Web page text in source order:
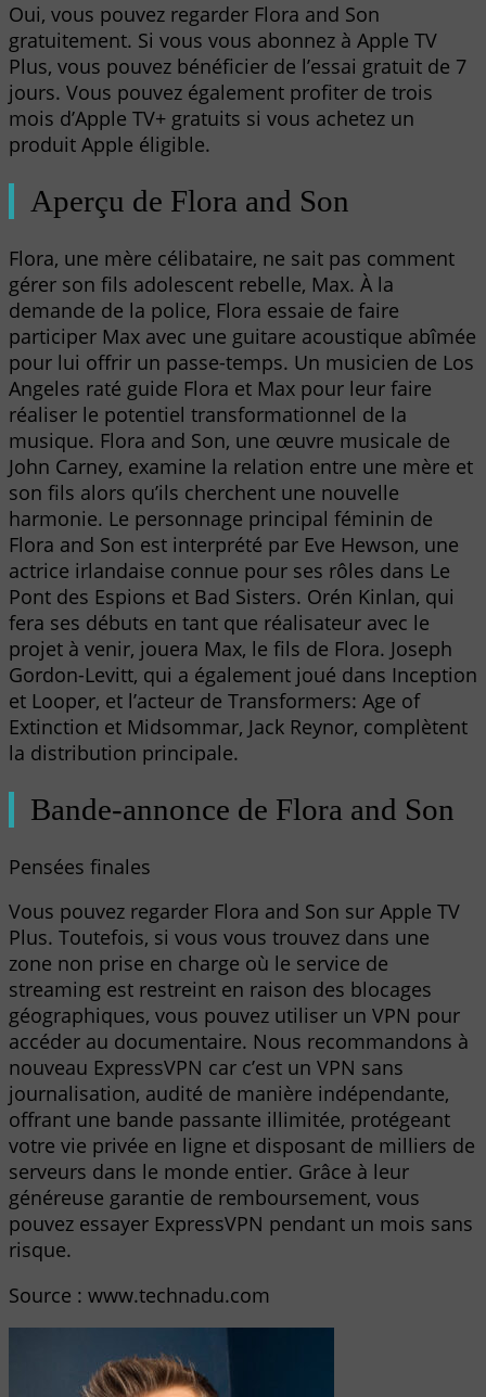
Oui, vous pouvez regarder Flora and Son
gratuitement. Si vous vous abonnez à Apple TV
Plus, vous pouvez bénéficier de l’essai gratuit de 7
jours. Vous pouvez également profiter de trois
mois d’Apple TV+ gratuits si vous achetez un
produit Apple éligible.
Aperçu de Flora and Son
Flora, une mère célibataire, ne sait pas comment
gérer son fils adolescent rebelle, Max. À la
demande de la police, Flora essaie de faire
participer Max avec une guitare acoustique abîmée
pour lui offrir un passe-temps. Un musicien de Los
Angeles raté guide Flora et Max pour leur faire
réaliser le potentiel transformationnel de la
musique. Flora and Son, une œuvre musicale de
John Carney, examine la relation entre une mère et
son fils alors qu’ils cherchent une nouvelle
harmonie. Le personnage principal féminin de
Flora and Son est interprété par Eve Hewson, une
actrice irlandaise connue pour ses rôles dans Le
Pont des Espions et Bad Sisters. Orén Kinlan, qui
fera ses débuts en tant que réalisateur avec le
projet à venir, jouera Max, le fils de Flora. Joseph
Gordon-Levitt, qui a également joué dans Inception
et Looper, et l’acteur de Transformers: Age of
Extinction et Midsommar, Jack Reynor, complètent
la distribution principale.
Bande-annonce de Flora and Son
Pensées finales
Vous pouvez regarder Flora and Son sur Apple TV
Plus. Toutefois, si vous vous trouvez dans une
zone non prise en charge où le service de
streaming est restreint en raison des blocages
géographiques, vous pouvez utiliser un VPN pour
accéder au documentaire. Nous recommandons à
nouveau ExpressVPN car c’est un VPN sans
journalisation, audité de manière indépendante,
offrant une bande passante illimitée, protégeant
votre vie privée en ligne et disposant de milliers de
serveurs dans le monde entier. Grâce à leur
généreuse garantie de remboursement, vous
pouvez essayer ExpressVPN pendant un mois sans
risque.
Source : www.technadu.com